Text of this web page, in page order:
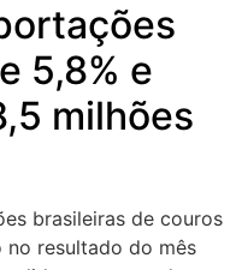
5,8% e
milhões
brasileiras de couros
no resultado do mês